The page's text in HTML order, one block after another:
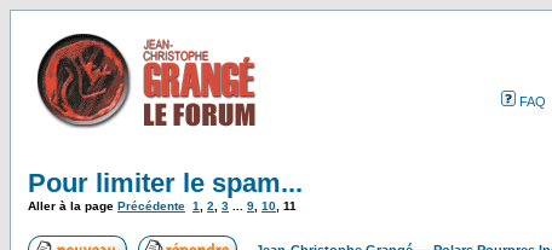
FAQ
Pour limiter le spam...
Aller à la page Précédente 1 2 3 9 10 11